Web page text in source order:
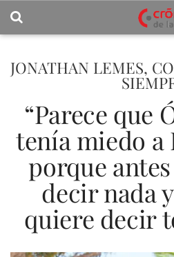
JONATHAN LEMES,
“Parece que
tenía miedo
porque
decir nada
quiere decir